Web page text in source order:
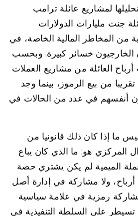
لمشاريع عائلة ترامب
جنت مليارات الدولارات
من المخاطر المالية الخاصة، في
الخارجيون خسائر كبيرة. وبحسب
العائلة من مشاريع العملات
من بيع الرموز، بينما وجد
أنفسهم في عدد من الحالات في
ما إذا كان ذلك قانونيا من
المركزي هو: ما الذي كان يباع
الميمية لم يكن يشتري حصة
ولا مشاركة في إدارة أصل
رمزية في علامة سياسية
على السلطة التنفيذية في